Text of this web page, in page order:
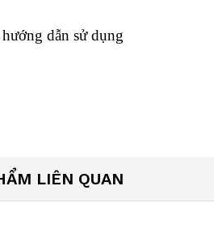
dẫn sử dụng
LIÊN QUAN